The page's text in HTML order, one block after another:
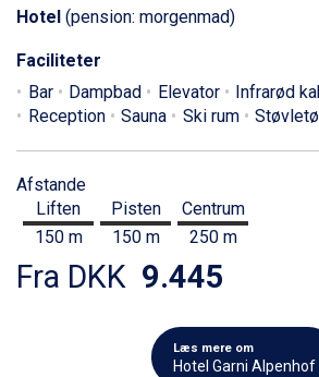
Hotel (pension: morgenmad)
Faciliteter
Bar
Dampbad Elevator Infrarød
Reception
Sauna Ski rum
Afstande
Liften
150 m
Pisten
150 m
Centrum
250 m
Fra DKK 9.445
Læs mere om
Hotel Garni Alpenhof